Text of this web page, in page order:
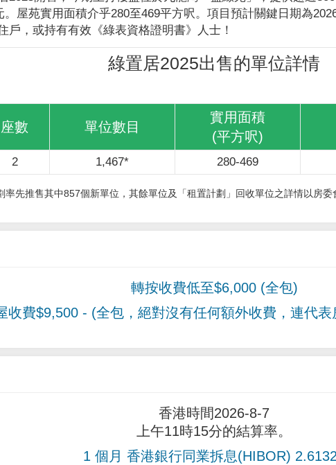
屋苑實用面積介乎280至469平方呎。項目預計關鍵日期為
，或持有有效《綠表資格證明書》人士！
綠置居2025出售的單位詳情
座數 單位數目
實用面積
(平方呎)
2 1,467* 280-469
先推售其中857個新單位，其餘單位及「租置計劃」回收單位之詳情以房委
轉按收費低至$6,000 (全包)
收費$9,500 - (全包，絕對沒有任何額外收費，連代
香港時間2026-8-7
上午11時15分的結算率。
1 個月 香港銀行同業拆息(HIBOR)